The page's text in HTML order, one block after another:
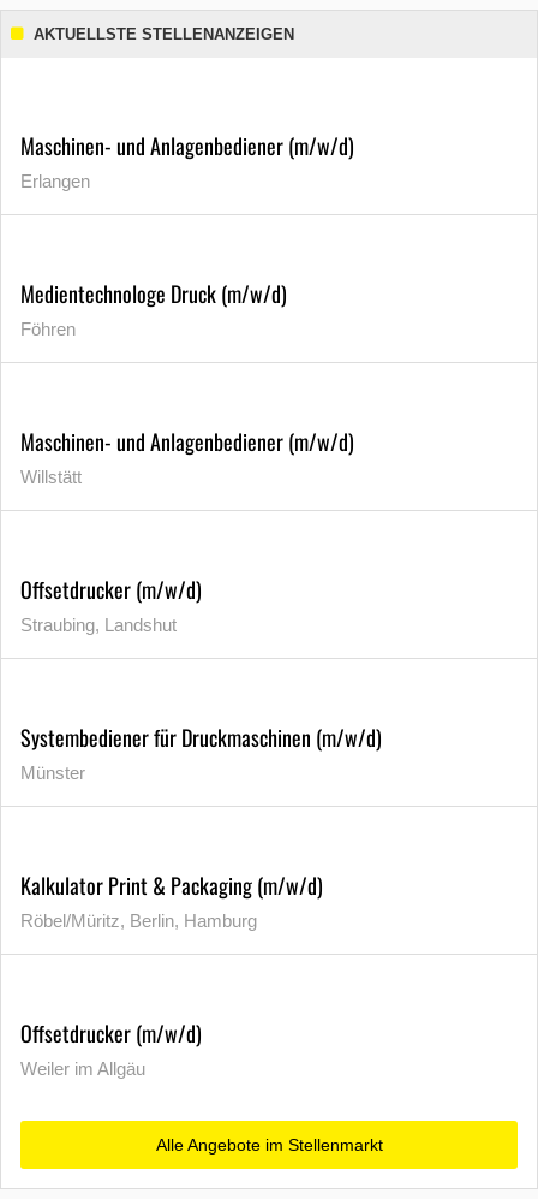
AKTUELLSTE STELLENANZEIGEN
Maschinen- und Anlagenbediener (m/w/d)
Erlangen
Medientechnologe Druck (m/w/d)
Föhren
Maschinen- und Anlagenbediener (m/w/d)
Willstätt
Offsetdrucker (m/w/d)
Straubing, Landshut
Systembediener für Druckmaschinen (m/w/d)
Münster
Kalkulator Print & Packaging (m/w/d)
Röbel/Müritz, Berlin, Hamburg
Offsetdrucker (m/w/d)
Weiler im Allgäu
Alle Angebote im Stellenmarkt